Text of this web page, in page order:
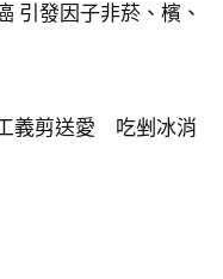
引發因子非菸、檳、
義剪送愛 吃剉冰消